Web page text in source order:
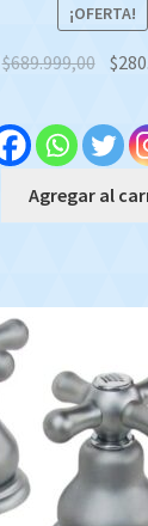
¡OFERTA!
$689.999,00
was:
$
Agregar al